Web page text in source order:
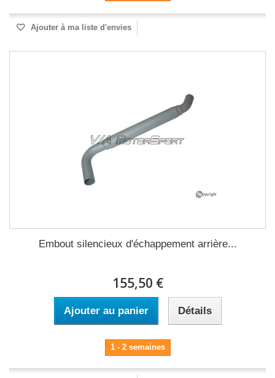
Ajouter à ma liste d'envies
Embout silencieux d'échappement arrière...
155,50 €
Ajouter au panier Détails
1 - 2 semaines